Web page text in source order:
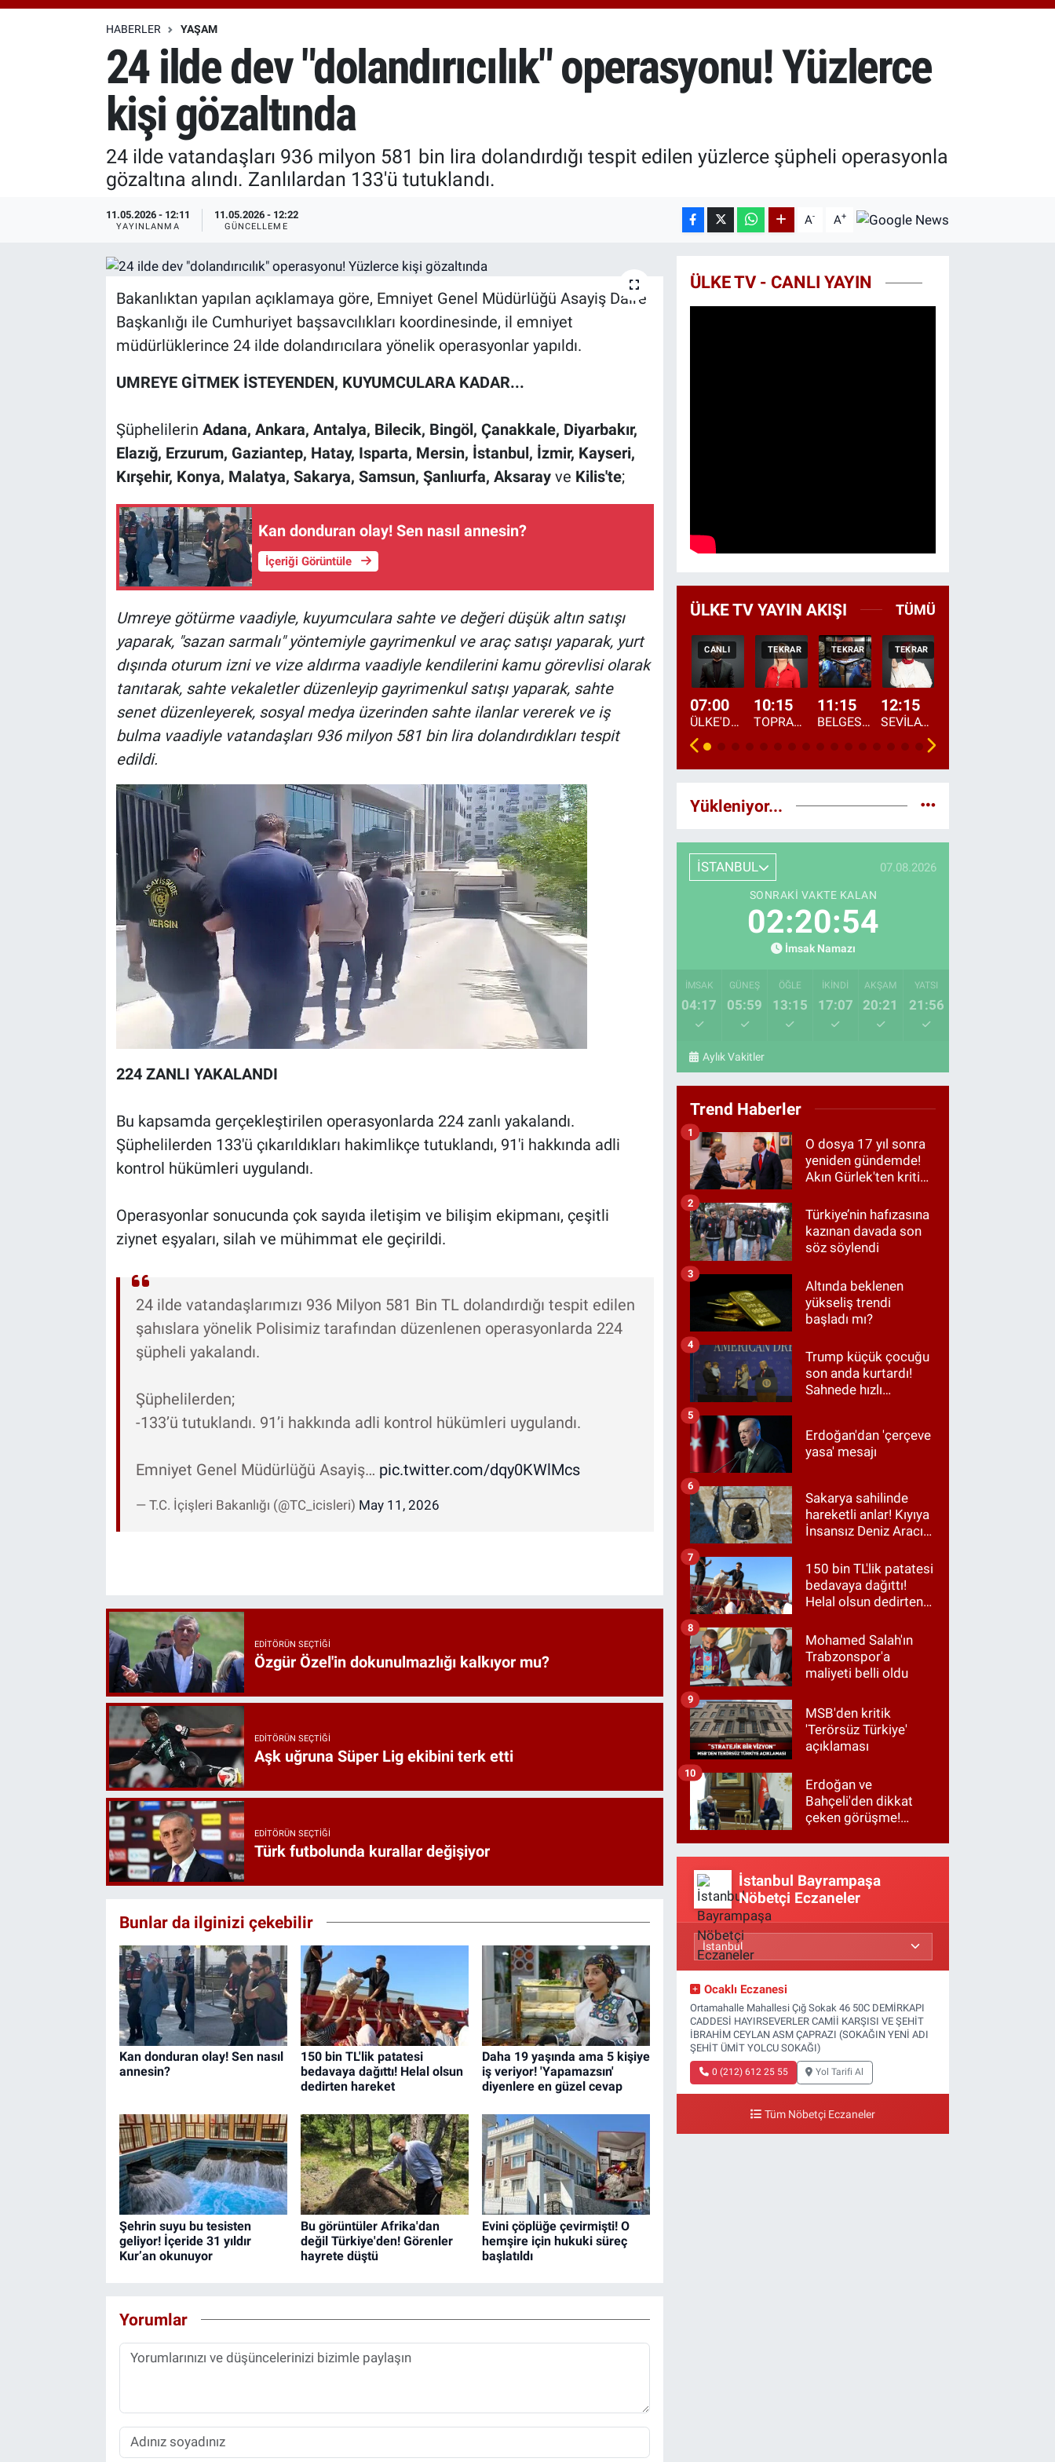
64.225,61
%-0.63
HABERLER YAŞAM
24 ilde dev "dolandırıcılık" operasyonu! Yüzlerce
kişi gözaltında
24 ilde vatandaşları 936 milyon 581 bin lira dolandırdığı tespit edilen yüzlerce şüpheli operasyonla
gözaltına alındı. Zanlılardan 133'ü tutuklandı.
11.05.2026 - 12:11
YAYINLANMA
11.05.2026 - 12:22
GÜNCELLEME A- A+
Bakanlıktan yapılan açıklamaya göre, Emniyet Genel Müdürlüğü Asayiş Daire
Başkanlığı ile Cumhuriyet başsavcılıkları koordinesinde, il emniyet
müdürlüklerince 24 ilde dolandırıcılara yönelik operasyonlar yapıldı.
UMREYE GİTMEK İSTEYENDEN, KUYUMCULARA KADAR...
Şüphelilerin Adana, Ankara, Antalya, Bilecik, Bingöl, Çanakkale, Diyarbakır,
Elazığ, Erzurum, Gaziantep, Hatay, Isparta, Mersin, İstanbul, İzmir, Kayseri,
Kırşehir, Konya, Malatya, Sakarya, Samsun, Şanlıurfa, Aksaray ve Kilis'te;
Kan donduran olay! Sen nasıl annesin?
İçeriği Görüntüle
Umreye götürme vaadiyle, kuyumculara sahte ve değeri düşük altın satışı
yaparak, "sazan sarmalı" yöntemiyle gayrimenkul ve araç satışı yaparak, yurt
dışında oturum izni ve vize aldırma vaadiyle kendilerini kamu görevlisi olarak
tanıtarak, sahte vekaletler düzenleyip gayrimenkul satışı yaparak, sahte
senet düzenleyerek, sosyal medya üzerinden sahte ilanlar vererek ve iş
bulma vaadiyle vatandaşları 936 milyon 581 bin lira dolandırdıkları tespit
edildi.
224 ZANLI YAKALANDI
Bu kapsamda gerçekleştirilen operasyonlarda 224 zanlı yakalandı.
Şüphelilerden 133'ü çıkarıldıkları hakimlikçe tutuklandı, 91'i hakkında adli
kontrol hükümleri uygulandı.
Operasyonlar sonucunda çok sayıda iletişim ve bilişim ekipmanı, çeşitli
ziynet eşyaları, silah ve mühimmat ele geçirildi.
24 ilde vatandaşlarımızı 936 Milyon 581 Bin TL dolandırdığı tespit edilen
şahıslara yönelik Polisimiz tarafından düzenlenen operasyonlarda 224
şüpheli yakalandı.
Şüphelilerden;
-133’ü tutuklandı. 91’i hakkında adli kontrol hükümleri uygulandı.
Emniyet Genel Müdürlüğü Asayiş… pic.twitter.com/dqy0KWlMcs
— T.C. İçişleri Bakanlığı (@TC_icisleri) May 11, 2026
EDITÖRÜN SEÇTIĞI
Özgür Özel'in dokunulmazlığı kalkıyor mu?
EDITÖRÜN SEÇTIĞI
Aşk uğruna Süper Lig ekibini terk etti
EDITÖRÜN SEÇTIĞI
Türk futbolunda kurallar değişiyor
Bunlar da ilginizi çekebilir
Kan donduran olay! Sen nasıl
annesin?
150 bin TL'lik patatesi
bedavaya dağıttı! Helal olsun
dedirten hareket
Daha 19 yaşında ama 5 kişiye
iş veriyor! 'Yapamazsın'
diyenlere en güzel cevap
Şehrin suyu bu tesisten
geliyor! İçeride 31 yıldır
Kur’an okunuyor
Bu görüntüler Afrika'dan
değil Türkiye'den! Görenler
hayrete düştü
Evini çöplüğe çevirmişti! O
hemşire için hukuki süreç
başlatıldı
Yorumlar
ÜLKE TV - CANLI YAYIN
ÜLKE TV YAYIN AKIŞI TÜMÜ
CANLI
07:00
ÜLKE'DE BU SABAH
TEKRAR
10:15
TOPRAKTAN SOFRAYA
TEKRAR
11:15
BELGESEL: "ÜLKE'NİN ALIN TERİ"
TEKRAR
12:15
SEVİLAY SUNGUR İLE ELİMİN BEREKETİ
Yükleniyor...
İSTANBUL 07.08.2026
SONRAKI VAKTE KALAN
02:20:53
İmsak Namazı
İMSAK
04:17
GÜNEŞ
05:59
ÖĞLE
13:15
İKINDI
17:07
AKŞAM
20:21
YATSI
21:56
Aylık Vakitler
Trend Haberler
O dosya 17 yıl sonra
yeniden gündemde!
Akın Gürlek'ten kritik
1
Türkiye’nin hafızasına
kazınan davada son
söz söylendi
2
Altında beklenen
yükseliş trendi
başladı mı?
3
Trump küçük çocuğu
son anda kurtardı!
Sahnede hızlı
4
Erdoğan'dan 'çerçeve
yasa' mesajı
5
Sakarya sahilinde
hareketli anlar! Kıyıya
İnsansız Deniz Aracı
6
150 bin TL'lik patatesi
bedavaya dağıttı!
Helal olsun dedirten
7
Mohamed Salah'ın
Trabzonspor'a
maliyeti belli oldu
8
MSB'den kritik
'Terörsüz Türkiye'
açıklaması
9
Erdoğan ve
Bahçeli'den dikkat
çeken görüşme!
10
İstanbul Bayrampaşa
Nöbetçi Eczaneler
Ocaklı Eczanesi
Ortamahalle Mahallesi Çığ Sokak 46 50C DEMİRKAPI
CADDESİ HAYIRSEVERLER CAMİİ KARŞISI VE ŞEHİT
İBRAHİM CEYLAN ASM ÇAPRAZI (SOKAĞIN YENİ ADI
ŞEHİT ÜMİT YOLCU SOKAĞI)
0 (212) 612 25 55 Yol Tarifi Al
Tüm Nöbetçi Eczaneler
Özel Haberler
Özel Haberler
Erişim Bilgileri
Haber Arşivi